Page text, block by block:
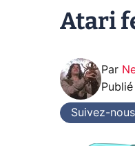
Atari
Par
Suivez-nous